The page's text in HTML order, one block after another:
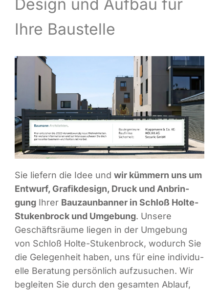
Design und Auf­bau für
Ihre Baustelle
Sie lie­fern die Idee und wir küm­mern uns um
Ent­wurf, Gra­fik­de­sign, Druck und Anbrin­
gungIhrer Bau­zaun­ban­ner in Schloß Hol­te-
Stu­ken­b­rock und Umge­bung. Unse­re
Geschäfts­räu­me lie­gen in der Umge­bung
von Schloß Hol­te-Stu­ken­b­rock, wodurch Sie
die Gele­gen­heit haben, uns für eine indi­vi­du­
el­le Bera­tung per­sön­lich auf­zu­su­chen. Wir
beglei­ten Sie durch den gesam­ten Ablauf,